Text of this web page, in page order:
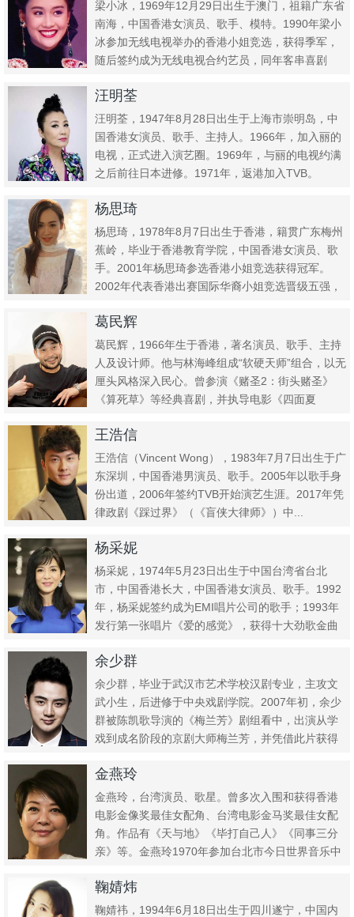
梁小冰，1969年12月29日出生于澳门，祖籍广东省
南海，中国香港女演员、歌手、模特。1990年梁小
冰参加无线电视举办的香港小姐竞选，获得季军，
随后签约成为无线电视合约艺员，同年客串喜剧
汪明荃
汪明荃，1947年8月28日出生于上海市崇明岛，中
国香港女演员、歌手、主持人。1966年，加入丽的
电视，正式进入演艺圈。1969年，与丽的电视约满
之后前往日本进修。1971年，返港加入TVB。
杨思琦
杨思琦，1978年8月7日出生于香港，籍贯广东梅州
蕉岭，毕业于香港教育学院，中国香港女演员、歌
手。2001年杨思琦参选香港小姐竞选获得冠军。
2002年代表香港出赛国际华裔小姐竞选晋级五强，
葛民辉
葛民辉，1966年生于香港，著名演员、歌手、主持
人及设计师。他与林海峰组成“软硬天师”组合，以无
厘头风格深入民心。曾参演《赌圣2：街头赌圣》
《算死草》等经典喜剧，并执导电影《四面夏
王浩信
王浩信（Vincent Wong），1983年7月7日出生于广
东深圳，中国香港男演员、歌手。2005年以歌手身
份出道，2006年签约TVB开始演艺生涯。2017年凭
律政剧《踩过界》（《盲侠大律师》）中...
杨采妮
杨采妮，1974年5月23日出生于中国台湾省台北
市，中国香港长大，中国香港女演员、歌手。1992
年，杨采妮签约成为EMI唱片公司的歌手；1993年
发行第一张唱片《爱的感觉》，获得十大劲歌金曲
余少群
余少群，毕业于武汉市艺术学校汉剧专业，主攻文
武小生，后进修于中央戏剧学院。2007年初，余少
群被陈凯歌导演的《梅兰芳》剧组看中，出演从学
戏到成名阶段的京剧大师梅兰芳，并凭借此片获得
金燕玲
金燕玲，台湾演员、歌星。曾多次入围和获得香港
电影金像奖最佳女配角、台湾电影金马奖最佳女配
角。作品有《天与地》《毕打自己人》《同事三分
亲》等。金燕玲1970年参加台北市今日世界音乐中
鞠婧炜
鞠婧祎，1994年6月18日出生于四川遂宁，中国内